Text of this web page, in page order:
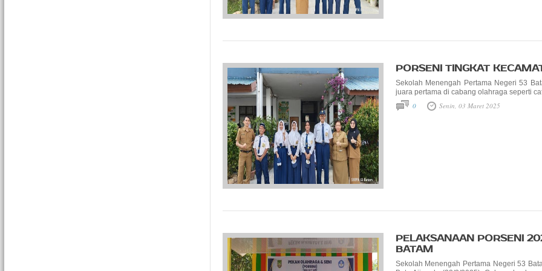
PORSENI TINGKAT
Sekolah Menengah Pertama Negeri 53
juara pertama di cabang olahraga seperti
0 Senin, 03 Maret 2025
PELAKSANAAN PORSENI
BATAM
Sekolah Menengah Pertama Negeri 53